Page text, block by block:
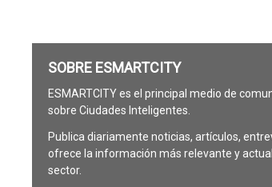
SOBRE ESMARTCITY
ESMARTCITY es el principal medio de
sobre Ciudades Inteligentes.
Publica diariamente noticias, artículos,
ofrece la información más relevante y
sector.